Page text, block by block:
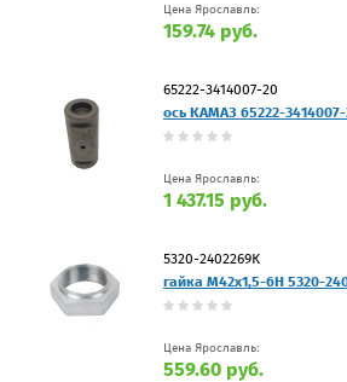
Цена Ярославль:
159.74 руб.
65222-3414007-20
ось КАМАЗ 65222-
Цена Ярославль:
1 437.15 руб.
5320-2402269К
гайка М42х1,5-6Н 5320-
Цена Ярославль:
559.60 руб.